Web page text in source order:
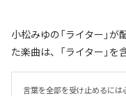
小松みゆの「ライター」
た楽曲は、「ライター」を
言葉を全部を受け止めるに